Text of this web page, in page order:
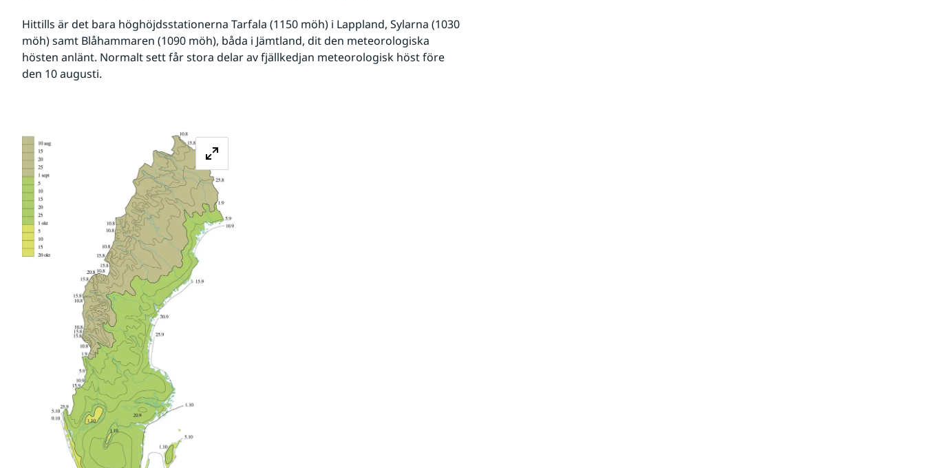
Hittills är det bara höghöjdsstationerna Tarfala (1150 möh) i Lappland, Sylarna (1030
möh) samt Blåhammaren (1090 möh), båda i Jämtland, dit den meteorologiska
hösten anlänt. Normalt sett får stora delar av fjällkedjan meteorologisk höst före
den 10 augusti.